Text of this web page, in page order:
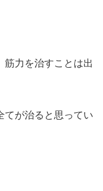
筋力を治すことは出
てが治ると思ってい